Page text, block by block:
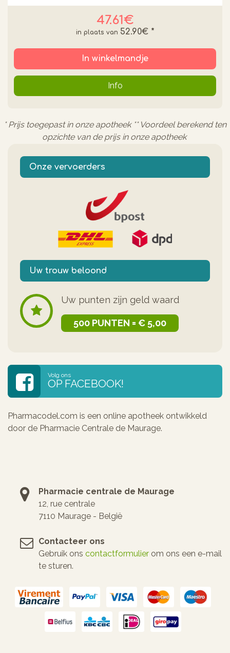
47.61€
52.90€ *
In winkelmandje
Info
* Prijs toegepast in onze apotheek ** Voordeel berekend ten
opzichte van de prijs in onze apotheek
Onze vervoerders
Uw trouw beloond
Uw punten zijn geld waard
500 PUNTEN = € 5,00
Volg ons
OP FACEBOOK!
Pharmacodel.com is een online apotheek ontwikkeld
door de Pharmacie Centrale de Maurage.
Pharmacie centrale de Maurage
12, rue centrale
7110 Maurage - België
Contacteer ons
Gebruik ons contactformulier om ons een e-mail
te sturen.